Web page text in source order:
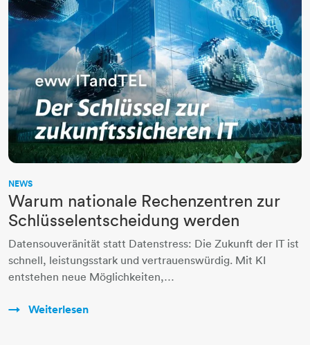
NEWS
Warum nationale Rechenzentren zur
Schlüsselentscheidung werden
Datensouveränität statt Datenstress: Die Zukunft der IT ist
schnell, leistungsstark und vertrauenswürdig. Mit KI
entstehen neue Möglichkeiten,…
Weiterlesen